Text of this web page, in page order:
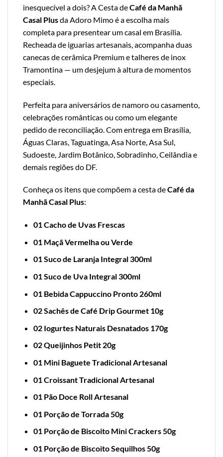
inesquecível a dois? A Cesta deCafé da Manhã
Casal Plusda Adoro Mimo é a escolha mais
completa para presentear um casal em Brasília.
Recheada de iguarias artesanais, acompanha duas
canecas de cerâmica Premium e talheres de inox
Tramontina — um desjejum à altura de momentos
especiais.
Perfeita para aniversários de namoro ou casamento,
celebrações românticas ou como um elegante
pedido de reconciliação. Com entrega em Brasília,
Águas Claras, Taguatinga, Asa Norte, Asa Sul,
Sudoeste, Jardim Botânico, Sobradinho, Ceilândia e
demais regiões do DF.
Conheça os itens que compõem a cesta deCafé da
Manhã Casal Plus:
01 Cacho de Uvas Frescas
01 Maçã Vermelha ou Verde
01 Suco de Laranja Integral 300ml
01 Suco de Uva Integral 300ml
01 Bebida Cappuccino Pronto 260ml
02 Sachês de Café Drip Gourmet 10g
02 Iogurtes Naturais Desnatados 170g
02 Queijinhos Petit 20g
01 Mini Baguete Tradicional Artesanal
01 Croissant Tradicional Artesanal
01 Pão Doce Roll Artesanal
01 Porção de Torrada 50g
01 Porção de Biscoito Mini Crackers 50g
01 Porção de Biscoito Sequilhos 50g